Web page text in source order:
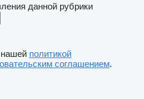
данной рубрики
политикой
соглашением.